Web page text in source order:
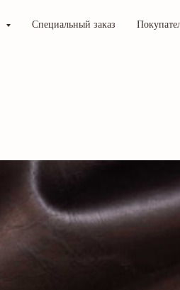
Специальный заказ